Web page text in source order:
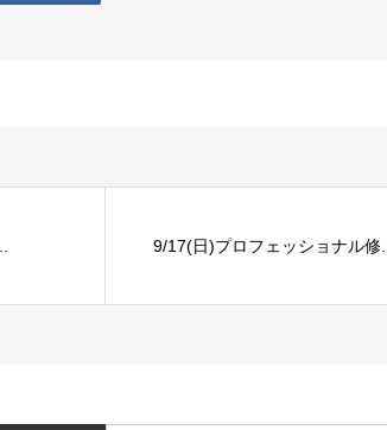
9/17(日)プロフェッショナル修...